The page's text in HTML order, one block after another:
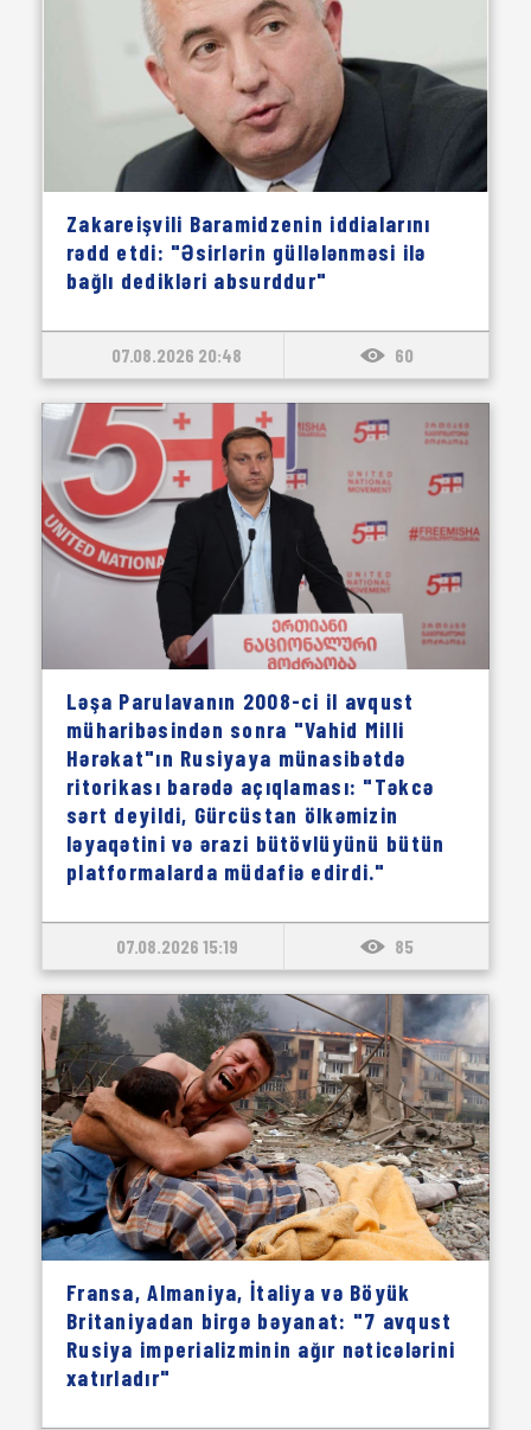
Zakareişvili Baramidzenin iddialarını
rədd etdi: "Əsirlərin güllələnməsi ilə
bağlı dedikləri absurddur"
07.08.2026 20:48 60
Ləşa Parulavanın 2008-ci il avqust
müharibəsindən sonra "Vahid Milli
Hərəkat"ın Rusiyaya münasibətdə
ritorikası barədə açıqlaması: "Təkcə
sərt deyildi, Gürcüstan ölkəmizin
ləyaqətini və ərazi bütövlüyünü bütün
platformalarda müdafiə edirdi."
07.08.2026 15:19 85
Fransa, Almaniya, İtaliya və Böyük
Britaniyadan birgə bəyanat: "7 avqust
Rusiya imperializminin ağır nəticələrini
xatırladır"